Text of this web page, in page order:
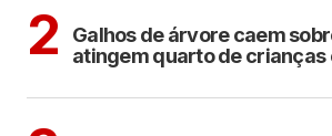
2
Galhos de árvore caem
atingem quarto de crianças